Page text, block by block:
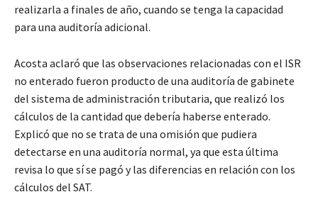
realizarla a finales de año, cuando se tenga la capacidad
para una auditoría adicional.
Acosta aclaró que las observaciones relacionadas con el ISR
no enterado fueron producto de una auditoría de gabinete
del sistema de administración tributaria, que realizó los
cálculos de la cantidad que debería haberse enterado.
Explicó que no se trata de una omisión que pudiera
detectarse en una auditoría normal, ya que esta última
revisa lo que sí se pagó y las diferencias en relación con los
cálculos del SAT.